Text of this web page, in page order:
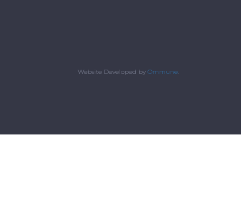
Website Developed by Ommune